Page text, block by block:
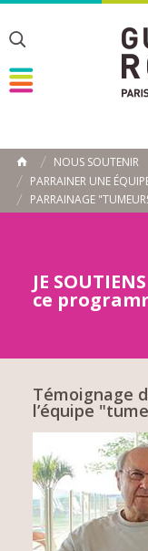
Toggle
Toggle
Toggle
ACCUEIL
NOUS SOUTENIR
PARRAINER UNE
PARRAINAGE
JE SOUTIENS
ce
Témoignage
l’équipe